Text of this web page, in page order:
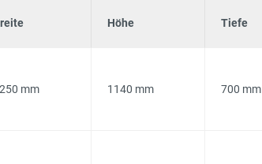
Höhe Tiefe
mm 1140 mm 700 mm